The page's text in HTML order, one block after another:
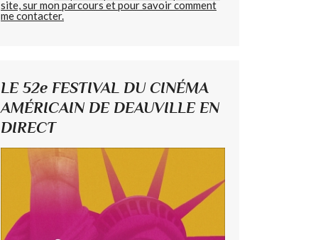
site, sur mon parcours et pour savoir comment
me contacter.
LE 52e FESTIVAL DU CINÉMA
AMÉRICAIN DE DEAUVILLE EN
DIRECT